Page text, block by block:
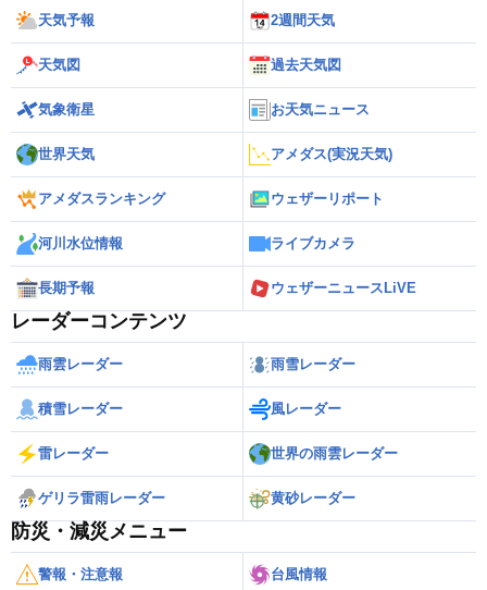
天気予報 2週間天気
天気図 過去天気図
気象衛星 お天気ニュース
世界天気 アメダス(実況天気)
アメダスランキング ウェザーリポート
河川水位情報 ライブカメラ
長期予報 ウェザーニュースLiVE
レーダーコンテンツ
雨雲レーダー 雨雪レーダー
積雪レーダー 風レーダー
雷レーダー 世界の雨雲レーダー
ゲリラ雷雨レーダー 黄砂レーダー
防災・減災メニュー
警報・注意報 台風情報